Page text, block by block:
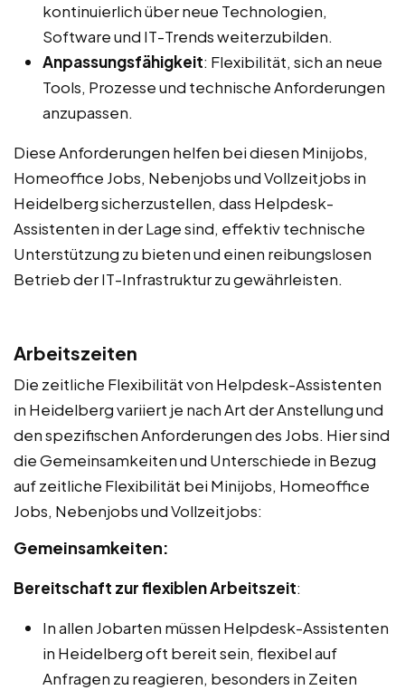
kontinuierlich über neue Technologien,
Software und IT-Trends weiterzubilden.
Anpassungsfähigkeit: Flexibilität, sich an neue
Tools, Prozesse und technische Anforderungen
anzupassen.
Diese Anforderungen helfen bei diesen Minijobs,
Homeoffice Jobs, Nebenjobs und Vollzeitjobs in
Heidelberg sicherzustellen, dass Helpdesk-
Assistenten in der Lage sind, effektiv technische
Unterstützung zu bieten und einen reibungslosen
Betrieb der IT-Infrastruktur zu gewährleisten.
Arbeitszeiten
Die zeitliche Flexibilität von Helpdesk-Assistenten
in Heidelberg variiert je nach Art der Anstellung und
den spezifischen Anforderungen des Jobs. Hier sind
die Gemeinsamkeiten und Unterschiede in Bezug
auf zeitliche Flexibilität bei Minijobs, Homeoffice
Jobs, Nebenjobs und Vollzeitjobs:
Gemeinsamkeiten:
Bereitschaft zur flexiblen Arbeitszeit:
In allen Jobarten müssen Helpdesk-Assistenten
in Heidelberg oft bereit sein, flexibel auf
Anfragen zu reagieren, besonders in Zeiten